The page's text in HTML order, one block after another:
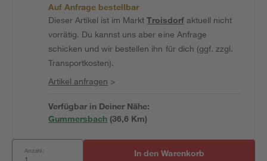
Auf Anfrage bestellbar
Dieser Artikel ist im MarktTroisdorfaktuell nicht
vorrätig. Du kannst uns aber eine Anfrage
schicken und wir bestellen ihn für dich (ggf. zzgl.
Transportkosten).
Artikel anfragen >
Verfügbar in Deiner Nähe:
Gummersbach (36,6 Km)
Anzahl: In den Warenkorb